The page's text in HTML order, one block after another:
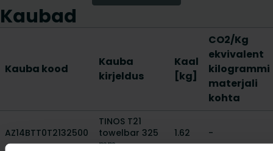
Kaubad
Kauba kood
Kauba
kirjeldus
Kaal
[kg]
CO2/Kg
ekvivalent
kilogrammi
materjali
kohta
AZ14BTT0T2132500
TINOS T21
towelbar 325
mm
1.62 -